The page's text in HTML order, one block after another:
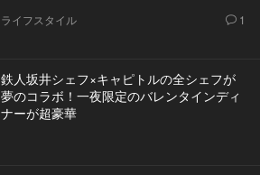
ライフスタイル 1
鉄人坂井シェフ×キャピトルの全シェフが
夢のコラボ！一夜限定のバレンタインディ
ナーが超豪華